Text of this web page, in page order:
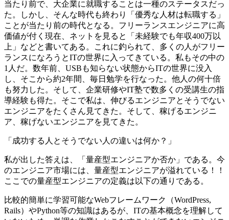
当たり前で、大企業に就職することは一種のステータスだっ
た。
しかし、そんな時代も終わり「優秀な人材は転職する」
ことが当たり前の時代となる。フリーランスエンジニアに高
価値が付く現在、ネットを見ると「未経験でも年収400万以
上」などと書いてある。
これに釣られて、多くの人がフリー
ランスになろうとITの世界に入ってきている。 私もその中の
1人だ。数年前、USBも知らない状態からITの世界に没入
し、そこから約2年間、毎日勉学を行なった。 他人の何十倍
も努力した。そして、企業研修やIT塾で数多くの受講生の指
導経験も得た。そこで私は、伸びるエンジニアとそうでない
エンジニアをたくさん見てきた。そして、稼げるエンジニ
ア、稼げないエンジニアを見てきた。
「成功する人とそうでない人の違いは何か？」
私が出した答えは、「量産型エンジニアか否か」である。 今
のエンジニア市場には、量産型エンジニアが溢れている！！
ここでの量産型エンジニアの定義は以下の通りである。
比較的簡単に学習可能なWebフレームワーク（WordPress,
Rails）やPython等の知識はあるが、ITの基本概念を理解して